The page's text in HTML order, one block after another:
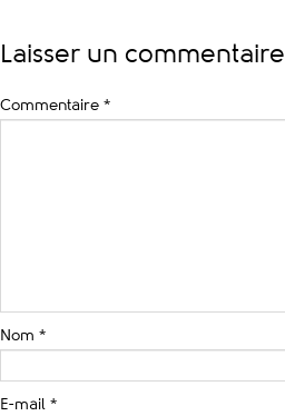
Laisser un commentaire
Commentaire *
Nom *
E-mail *